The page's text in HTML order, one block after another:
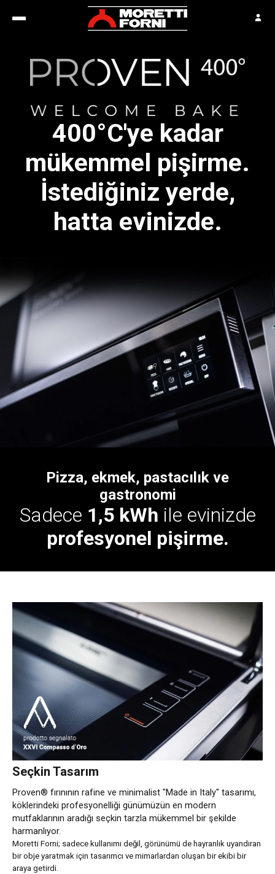
400°C'ye kadar
mükemmel pişirme.
İstediğiniz yerde,
hatta evinizde.
Pizza, ekmek, pastacılık ve
gastronomi
Sadece 1,5 kWh ile evinizde
profesyonel pişirme.
Seçkin Tasarım
Proven® fırınının rafine ve minimalist "Made in Italy" tasarımı,
köklerindeki profesyonelliği günümüzün en modern
mutfaklarının aradığı seçkin tarzla mükemmel bir şekilde
harmanlıyor.
Moretti Forni; sadece kullanımı değil, görünümü de hayranlık uyandıran
bir obje yaratmak için tasarımcı ve mimarlardan oluşan bir ekibi bir
araya getirdi.